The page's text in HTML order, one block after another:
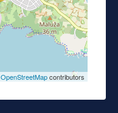
OpenStreetMapcontributors